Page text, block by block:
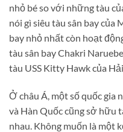
nhỏ bé so với những tàu
nói gì siêu tàu sân bay của
bay nhỏ nhất còn hoạt
tàu sân bay Chakri
tàu USS Kitty Hawk của
Ở châu Á, một số quốc gia
và Hàn Quốc cũng sở hữu
nhau. Không muốn là một